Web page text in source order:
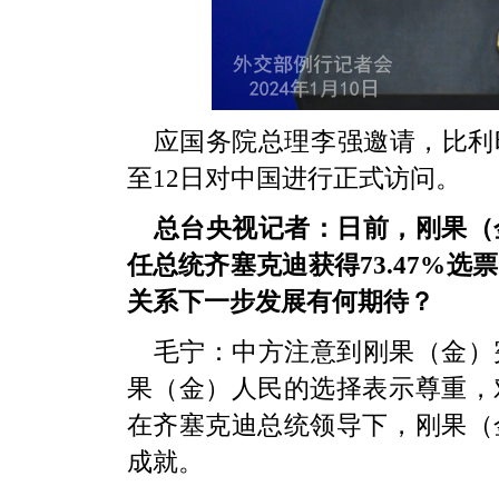
应国务院总理李强邀请，比
至12日对中国进行正式访问。
总台央视记者：日前，刚果
任总统齐塞克迪获得73.47%选
关系下一步发展有何期待？
毛宁：中方注意到刚果（金
果（金）人民的选择表示尊重
在齐塞克迪总统领导下，刚果
成就。